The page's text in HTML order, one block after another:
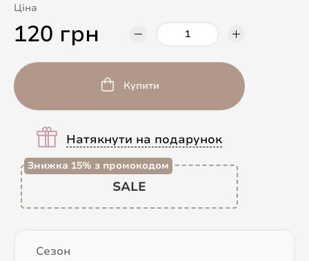
Ціна
120 грн
Купити
Натякнути на подарунок
Знижка 15% з промокодом
SALE
Сезон